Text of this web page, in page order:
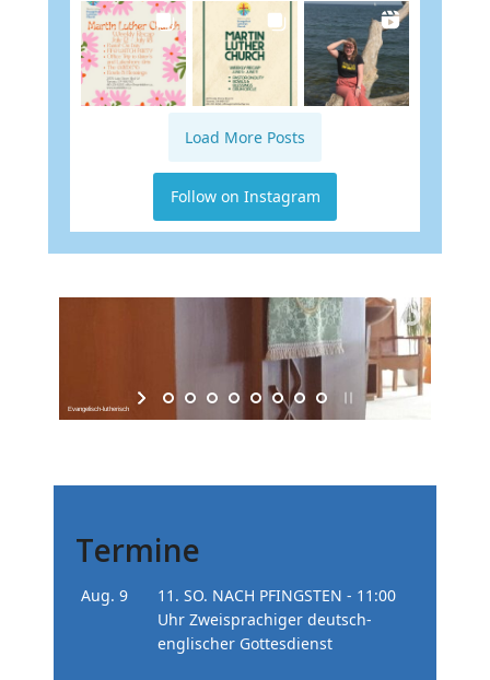
Load More Posts
Follow on Instagram
Evangelisch-lutherisch
Termine
Aug. 9
11. SO. NACH PFINGSTEN - 11:00
Uhr Zweisprachiger deutsch-
englischer Gottesdienst